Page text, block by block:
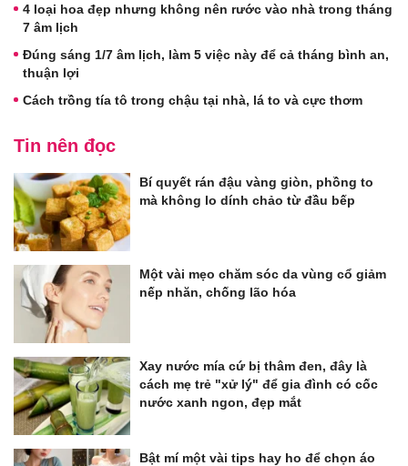
4 loại hoa đẹp nhưng không nên rước vào nhà trong tháng
7 âm lịch
Đúng sáng 1/7 âm lịch, làm 5 việc này để cả tháng bình an,
thuận lợi
Cách trồng tía tô trong chậu tại nhà, lá to và cực thơm
Tin nên đọc
Bí quyết rán đậu vàng giòn, phồng to
mà không lo dính chảo từ đầu bếp
Một vài mẹo chăm sóc da vùng cổ giảm
nếp nhăn, chống lão hóa
Xay nước mía cứ bị thâm đen, đây là
cách mẹ trẻ "xử lý" để gia đình có cốc
nước xanh ngon, đẹp mắt
Bật mí một vài tips hay ho để chọn áo